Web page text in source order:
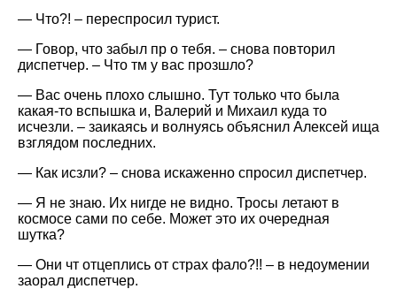
— Что?! – переспросил турист.
— Говор, что забыл пр о тебя. – снова повторил
диспетчер. – Что тм у вас прозшло?
— Вас очень плохо слышно. Тут только что была
какая-то вспышка и, Валерий и Михаил куда то
исчезли. – заикаясь и волнуясь объяснил Алексей ища
взглядом последних.
— Как исзли? – снова искаженно спросил диспетчер.
— Я не знаю. Их нигде не видно. Тросы летают в
космосе сами по себе. Может это их очередная
шутка?
— Они чт отцеплись от страх фало?!! – в недоумении
заорал диспетчер.